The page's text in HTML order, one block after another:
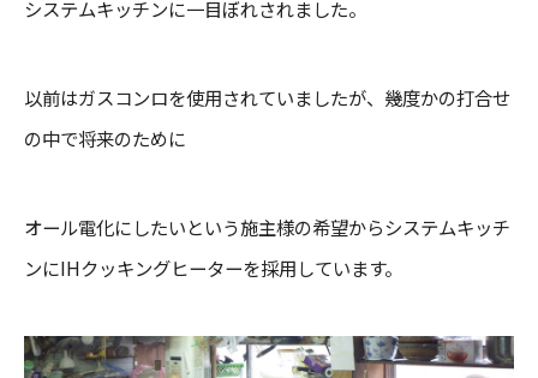
システムキッチンに一目ぼれされました。
以前はガスコンロを使用されていましたが、 幾度かの打合せ
の中で将来のために
オール電化にしたいという施主様の希望からシステムキッチ
ンにIHクッキングヒーターを採用しています。